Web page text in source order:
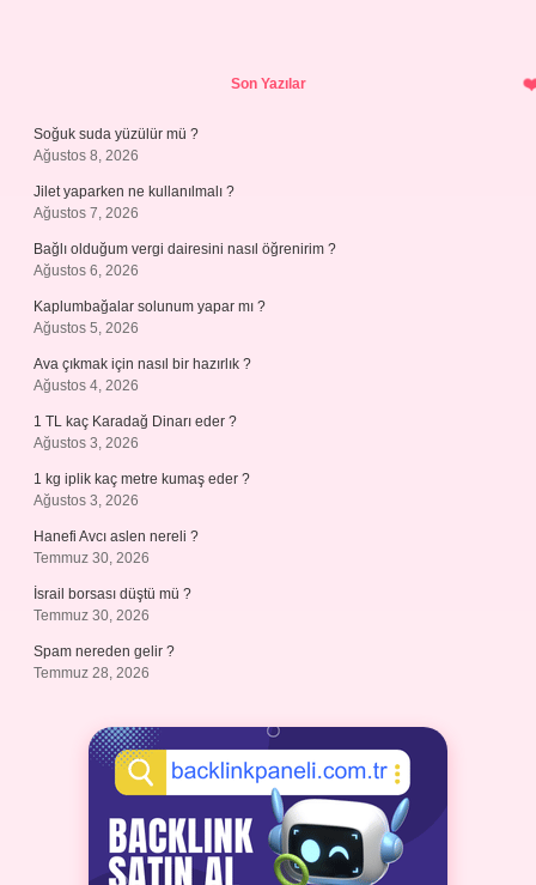
Son Yazılar
Soğuk suda yüzülür mü ?
Ağustos 8, 2026
Jilet yaparken ne kullanılmalı ?
Ağustos 7, 2026
Bağlı olduğum vergi dairesini nasıl öğrenirim ?
Ağustos 6, 2026
Kaplumbağalar solunum yapar mı ?
Ağustos 5, 2026
Ava çıkmak için nasıl bir hazırlık ?
Ağustos 4, 2026
1 TL kaç Karadağ Dinarı eder ?
Ağustos 3, 2026
1 kg iplik kaç metre kumaş eder ?
Ağustos 3, 2026
Hanefi Avcı aslen nereli ?
Temmuz 30, 2026
İsrail borsası düştü mü ?
Temmuz 30, 2026
Spam nereden gelir ?
Temmuz 28, 2026